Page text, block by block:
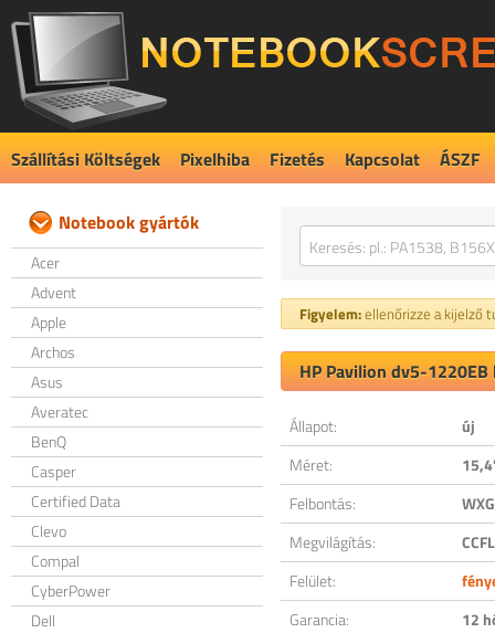
Szállítási Költségek Pixelhiba Fizetés Kapcsolat ÁSZF
Notebook gyártók
Acer
Advent
Apple
Archos
Asus
Averatec
BenQ
Casper
Certified Data
Clevo
Compal
CyberPower
Dell
Figyelem:ellenőrizze a kijelző
HP Pavilion dv5-
Állapot:
új
Méret:
Felbontás:
Megvilágítás:
CCFL
Felület:
Garancia:
12